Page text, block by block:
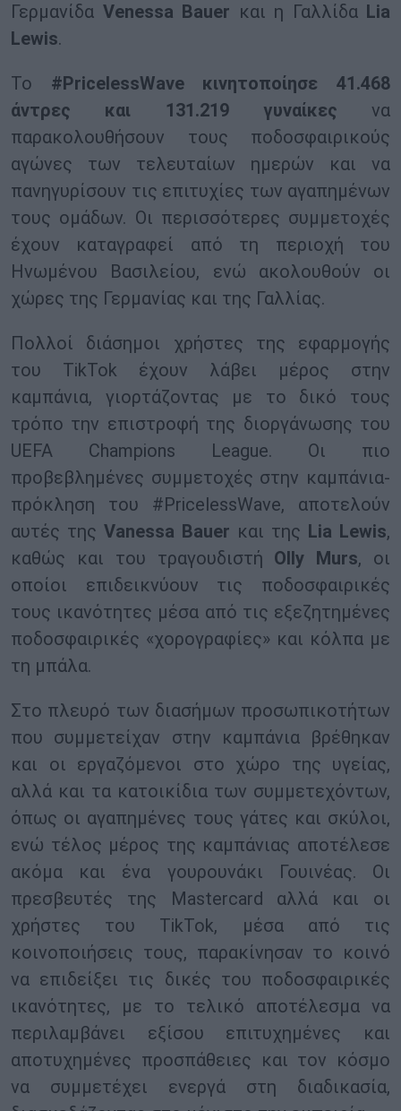
Γερμανίδα Venessa Bauer και η Γαλλίδα Lia
Lewis.
Το #PricelessWave κινητοποίησε 41.468
άντρες και 131.219 γυναίκες να
παρακολουθήσουν τους ποδοσφαιρικούς
αγώνες των τελευταίων ημερών και να
πανηγυρίσουν τις επιτυχίες των αγαπημένων
τους ομάδων. Οι περισσότερες συμμετοχές
έχουν καταγραφεί από τη περιοχή του
Ηνωμένου Βασιλείου, ενώ ακολουθούν οι
χώρες της Γερμανίας και της Γαλλίας.
Πολλοί διάσημοι χρήστες της εφαρμογής
του TikTok έχουν λάβει μέρος στην
καμπάνια, γιορτάζοντας με το δικό τους
τρόπο την επιστροφή της διοργάνωσης του
UEFA Champions League. Οι πιο
προβεβλημένες συμμετοχές στην καμπάνια-
πρόκληση του #PricelessWave, αποτελούν
αυτές της Vanessa Bauer και της Lia Lewis,
καθώς και του τραγουδιστή Olly Murs, οι
οποίοι επιδεικνύουν τις ποδοσφαιρικές
τους ικανότητες μέσα από τις εξεζητημένες
ποδοσφαιρικές «χορογραφίες» και κόλπα με
τη μπάλα.
Στο πλευρό των διασήμων προσωπικοτήτων
που συμμετείχαν στην καμπάνια βρέθηκαν
και οι εργαζόμενοι στο χώρο της υγείας,
αλλά και τα κατοικίδια των συμμετεχόντων,
όπως οι αγαπημένες τους γάτες και σκύλοι,
ενώ τέλος μέρος της καμπάνιας αποτέλεσε
ακόμα και ένα γουρουνάκι Γουινέας. Οι
πρεσβευτές της Mastercard αλλά και οι
χρήστες του TikTok, μέσα από τις
κοινοποιήσεις τους, παρακίνησαν το κοινό
να επιδείξει τις δικές του ποδοσφαιρικές
ικανότητες, με το τελικό αποτέλεσμα να
περιλαμβάνει εξίσου επιτυχημένες και
αποτυχημένες προσπάθειες και τον κόσμο
να συμμετέχει ενεργά στη διαδικασία,